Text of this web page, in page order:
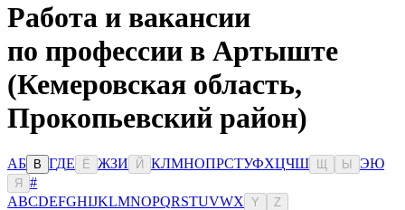
Работа и вакансии
по профессии в Артыште
(Кемеровская область,
Прокопьевский район)
АБ В ГДЕ Ё ЖЗИ Й КЛМНОПРСТУФХЦЧШ Ы ЭЮ
Я
#
ABCDEFGHIJKLMNOPQRSTUVWX Y Z